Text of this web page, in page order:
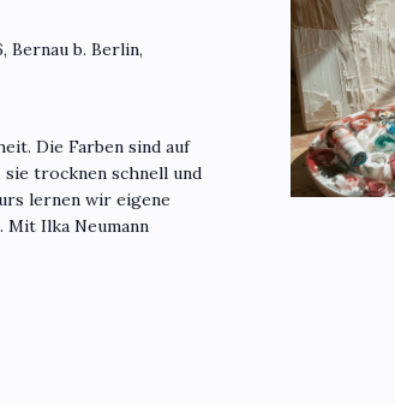
Bernau b. Berlin,
Die Farben sind auf
sie trocknen schnell und
lernen wir eigene
Mit Ilka Neumann